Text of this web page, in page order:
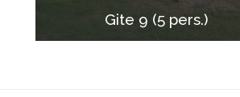
Gite 9 (5 pers.)